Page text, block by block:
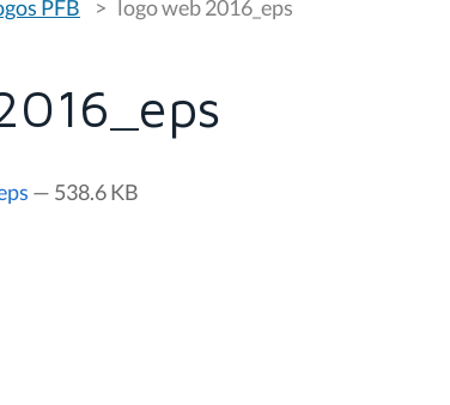
PFB logo web 2016_eps
— 538.6 KB